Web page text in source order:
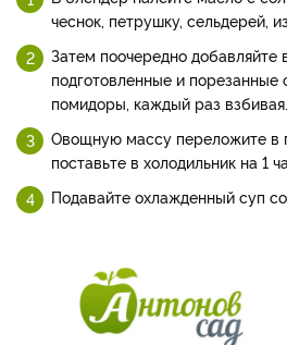
чеснок, петрушку, сельдерей,
Затем поочередно добавляйте
подготовленные и порезанные
помидоры, каждый раз взбивая.
Овощную массу переложите в
поставьте в холодильник на 1
Подавайте охлажденный суп